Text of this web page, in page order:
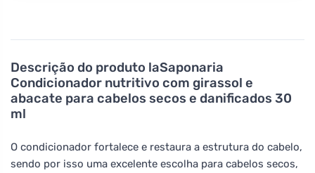
Descrição do produto laSaponaria
Condicionador nutritivo com girassol e
abacate para cabelos secos e danificados 30
ml
O condicionador fortalece e restaura a estrutura do cabelo,
sendo por isso uma excelente escolha para cabelos secos,